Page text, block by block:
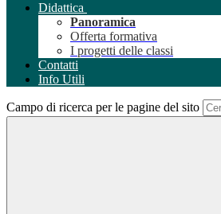
Didattica
Panoramica
Offerta formativa
I progetti delle classi
Contatti
Info Utili
Campo di ricerca per le pagine del sito